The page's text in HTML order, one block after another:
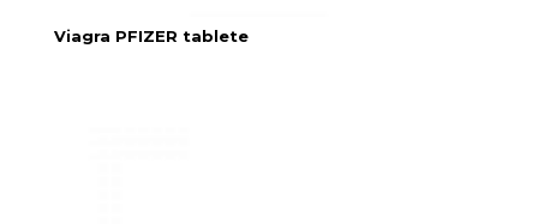
Viagra PFIZER tablete